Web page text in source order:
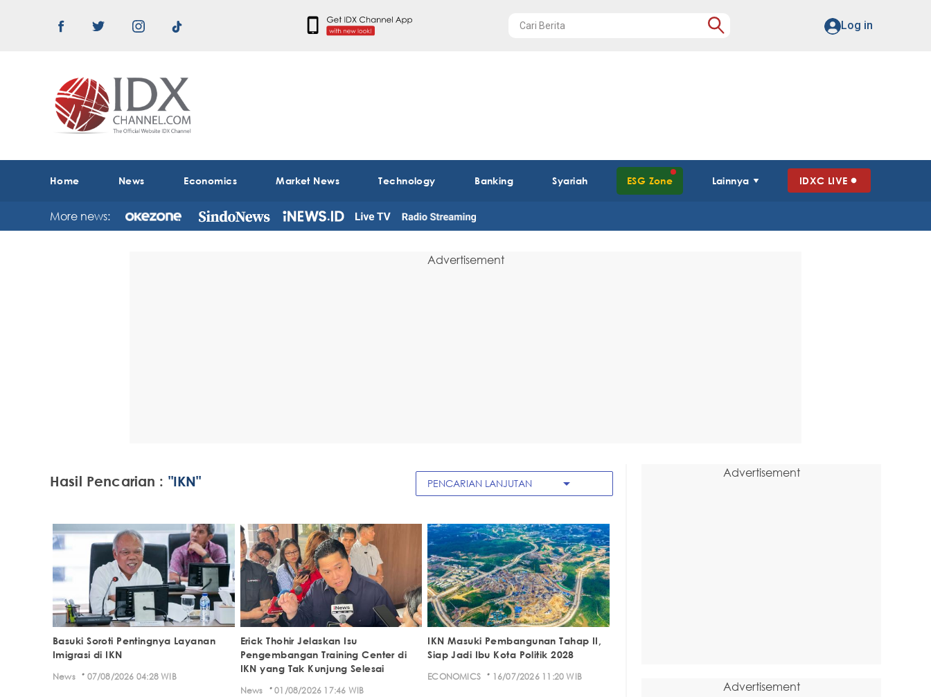
Log in
Home News Economics Market News Technology Banking Syariah ESG Zone Lainnya IDXC LIVE
More news:
Advertisement
Hasil Pencarian : "IKN" PENCARIAN LANJUTAN arrow_drop_down
Basuki Soroti Pentingnya Layanan
Imigrasi di IKN
News · 07/08/2026 04:28 WIB
Erick Thohir Jelaskan Isu
Pengembangan Training Center di
IKN yang Tak Kunjung Selesai
News · 01/08/2026 17:46 WIB
IKN Masuki Pembangunan Tahap II,
Siap Jadi Ibu Kota Politik 2028
ECONOMICS · 16/07/2026 11:20 WIB
Advertisement
Advertisement